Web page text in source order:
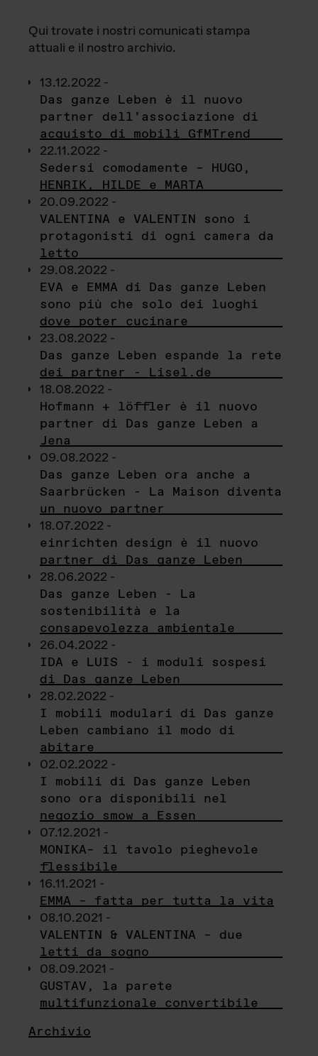
Qui trovate i nostri comunicati stampa
attuali e il nostro archivio.
13.12.2022 -
Das ganze Leben è il nuovo
partner dell’associazione di
acquisto di mobili GfMTrend
22.11.2022 -
Sedersi comodamente – HUGO,
HENRIK, HILDE e MARTA
20.09.2022 -
VALENTINA e VALENTIN sono i
protagonisti di ogni camera da
letto
29.08.2022 -
EVA e EMMA di Das ganze Leben
sono più che solo dei luoghi
dove poter cucinare
23.08.2022 -
Das ganze Leben espande la rete
dei partner - Lisel.de
18.08.2022 -
Hofmann + löffler è il nuovo
partner di Das ganze Leben a
Jena
09.08.2022 -
Das ganze Leben ora anche a
Saarbrücken - La Maison diventa
un nuovo partner
18.07.2022 -
einrichten design è il nuovo
partner di Das ganze Leben
28.06.2022 -
Das ganze Leben - La
sostenibilità e la
consapevolezza ambientale
26.04.2022 -
IDA e LUIS - i moduli sospesi
di Das ganze Leben
28.02.2022 -
I mobili modulari di Das ganze
Leben cambiano il modo di
abitare
02.02.2022 -
I mobili di Das ganze Leben
sono ora disponibili nel
negozio smow a Essen
07.12.2021 -
MONIKA– il tavolo pieghevole
flessibile
16.11.2021 -
EMMA – fatta per tutta la vita
08.10.2021 -
VALENTIN & VALENTINA – due
letti da sogno
08.09.2021 -
GUSTAV, la parete
multifunzionale convertibile
Archivio